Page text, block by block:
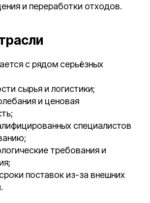
и переработки отходов.
с рядом серьёзных
сырья и логистики;
и ценовая
специалистов
требования и
поставок из-за внешних